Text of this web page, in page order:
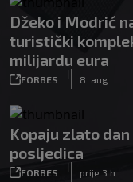
Džeko i Modrić
turistički
milijardu eura
FORBES
|
8. aug.
Kopaju zlato
posljedica
FORBES
|
prije 3 h